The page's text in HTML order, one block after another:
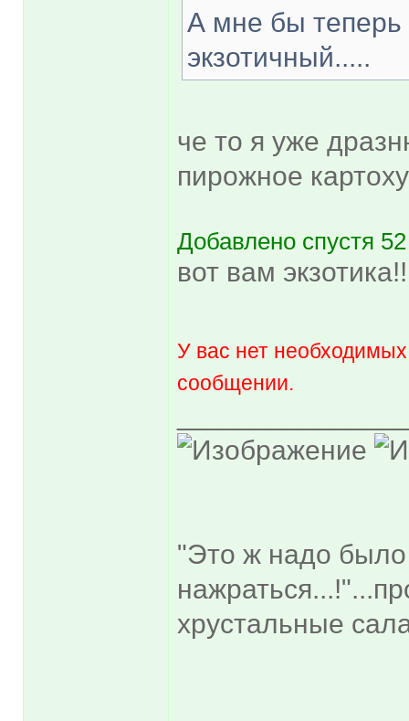
А мне бы теперь
экзотичный.....
че то я уже
пирожное
Добавлено спустя
вот вам
У вас нет
сообщении.
"Это ж надо было
хрустальные